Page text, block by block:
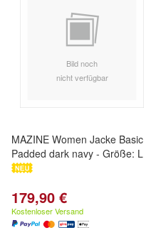
Bild noch
nicht verfügbar
MAZINE Women Jacke Basic
Padded dark navy - Größe: L
179,90 €
Kostenloser Versand